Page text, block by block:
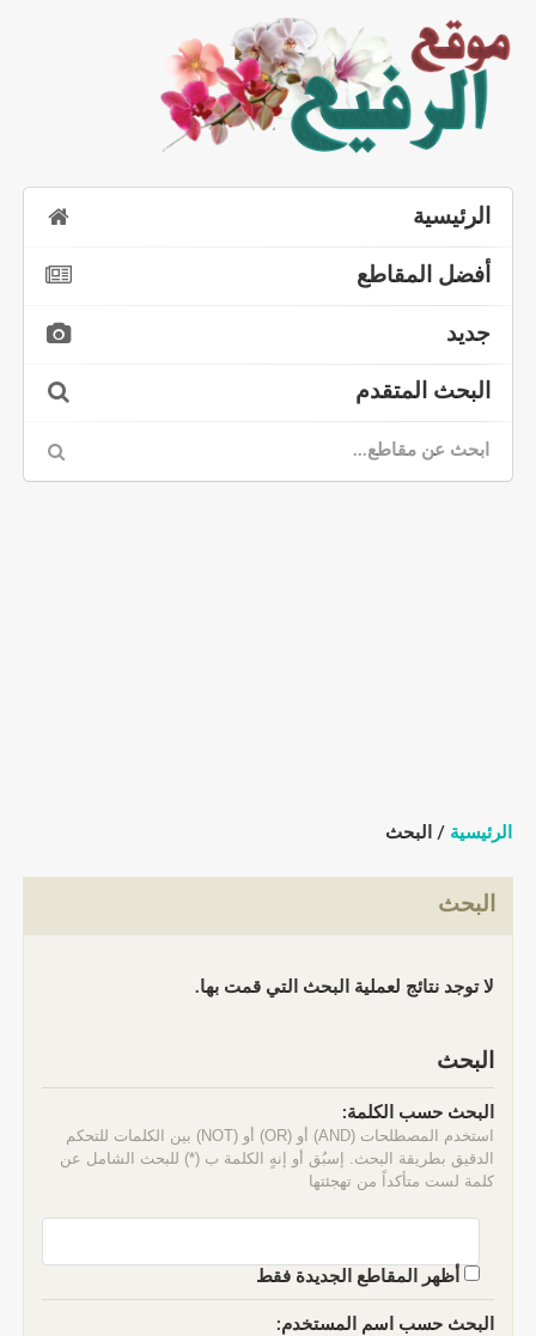
الرئيسية
أفضل المقاطع
جديد
البحث المتقدم
الرئيسية / البحث
البحث
لا توجد نتائج لعملية البحث التي قمت بها.
البحث
البحث حسب الكلمة:
استخدم المصطلحات (AND) أو (OR) أو (NOT) بين الكلمات للتحكم
الدقيق بطريقة البحث. إسبُق أو إنهٍ الكلمة ب (*) للبحث الشامل عن
كلمة لست متأكداً من تهجئتها
أظهر المقاطع الجديدة فقط
البحث حسب اسم المستخدم: